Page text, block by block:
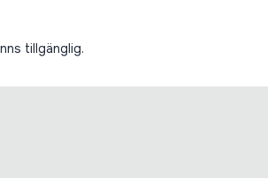
tillgänglig.